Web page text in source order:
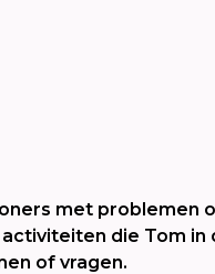
met problemen
die Tom
of vragen.